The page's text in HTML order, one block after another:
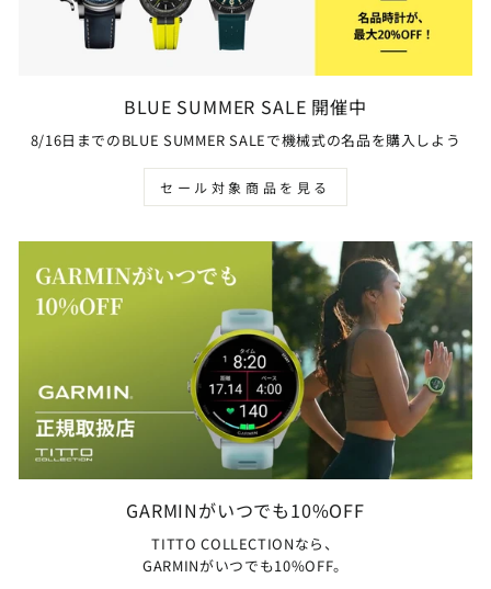
BLUE SUMMER SALE 開催中
8/16日までのBLUE SUMMER SALEで機械式の名品を購入しよう
セール対象商品を見る
GARMINがいつでも10%OFF
TITTO COLLECTIONなら、
GARMINがいつでも10%OFF。